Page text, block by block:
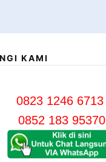
KAMI
0823 1246 6713
0852 183 95370